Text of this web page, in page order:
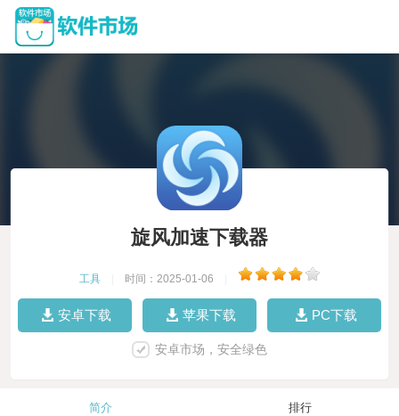
旋风加速下载器
工具 时间：2025-01-06
安卓下载 苹果下载 PC下载
安卓市场，安全绿色
简介 排行